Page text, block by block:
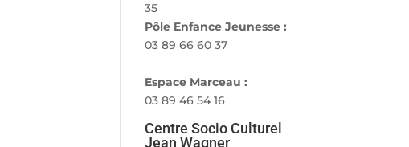
35
Pôle Enfance Jeunesse :
03 89 66 60 37
Espace Marceau :
03 89 46 54 16
Centre Socio Culturel
Jean Wagner